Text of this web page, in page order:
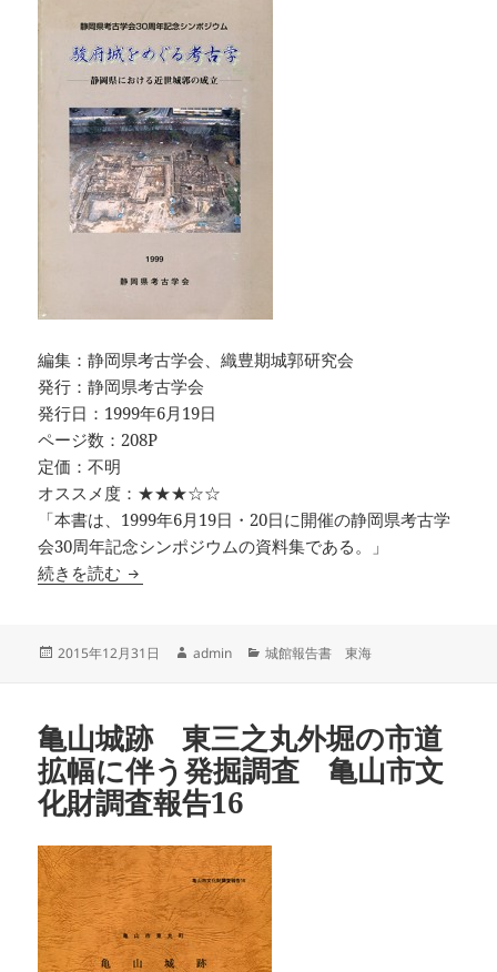
編集：静岡県考古学会、織豊期城郭研究会
発行：静岡県考古学会
発行日：1999年6月19日
ページ数：208P
定価：不明
オススメ度：★★★☆☆
「本書は、1999年6月19日・20日に開催の静岡県考古学
会30周年記念シンポジウムの資料集である。」
続きを読む 静岡県考古学30周年記念シンポジウム 駿府城
投
2015年12月31日
作
admin
カ
ー
城館報告書 東海
亀山城跡 東三之丸外堀の市道
拡幅に伴う発掘調査 亀山市文
化財調査報告16